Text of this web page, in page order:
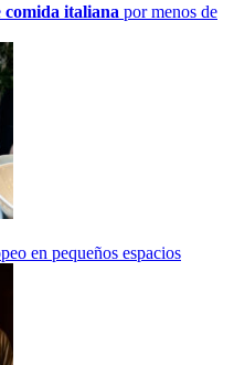
comida italiana por menos de
en pequeños espacios